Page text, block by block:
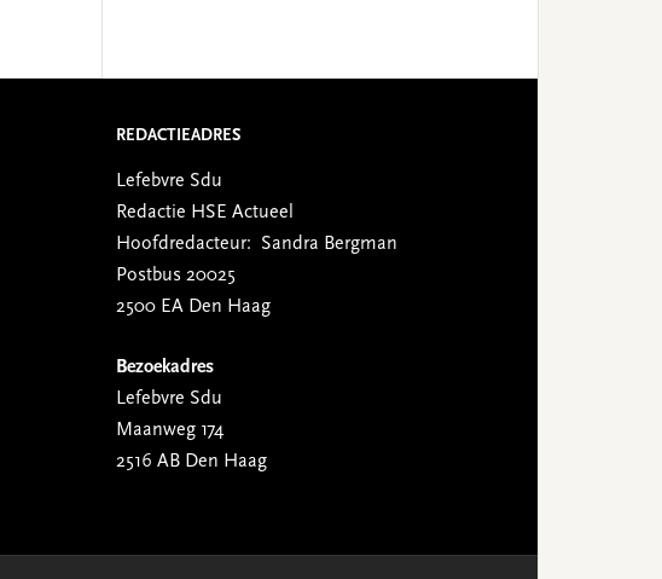
REDACTIEADRES
Lefebvre Sdu
Redactie HSE Actueel
Hoofdredacteur: Sandra Bergman
Postbus 20025
2500 EA Den Haag
Bezoekadres
Lefebvre Sdu
Maanweg 174
2516 AB Den Haag